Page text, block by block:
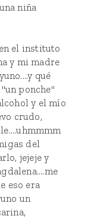
niña
el instituto
y mi madre
qué
ponche"
y el mío
crudo,
del
jejeje y
eso era
un